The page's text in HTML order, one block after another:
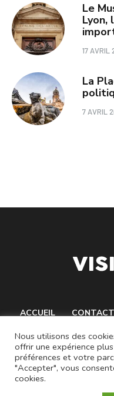
Le
Lyon,
17 AVRIL
La
7 AVRIL
ACCUEIL CONTACT
Nous utilisons des
offrir une expérience
préférences et votre
"Accepter", vous
cookies.